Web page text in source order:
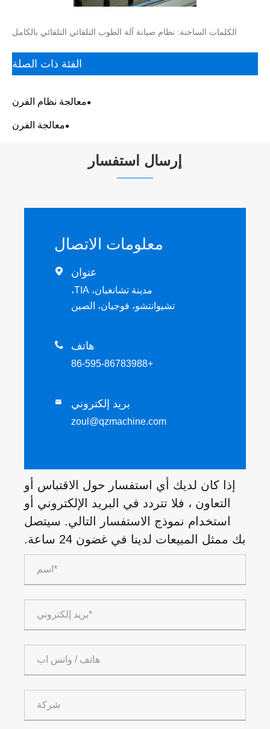
الكلمات الساخنة: نظام صيانة آلة الطوب التلقائي التلقائي بالكامل
الفئة ذات الصلة
معالجة نظام الفرن
معالجة الفرن
إرسال استفسار
معلومات الاتصال
 عنوان
مدينة تشانغبان، TIA،
تشيوانتشو، فوجيان، الصين
 هاتف
+86-595-86783988
 بريد إلكتروني
zoul@qzmachine.com
إذا كان لديك أي استفسار حول الاقتباس أو
التعاون ، فلا تتردد في البريد الإلكتروني أو
استخدام نموذج الاستفسار التالي. سيتصل
بك ممثل المبيعات لدينا في غضون 24 ساعة.